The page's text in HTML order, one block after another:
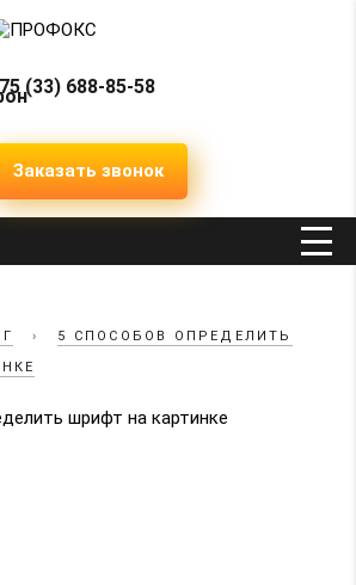
(33) 688-85-58
Заказать звонок
›
5 СПОСОБОВ ОПРЕДЕЛИТЬ